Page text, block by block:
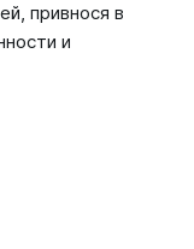
привнося в
и